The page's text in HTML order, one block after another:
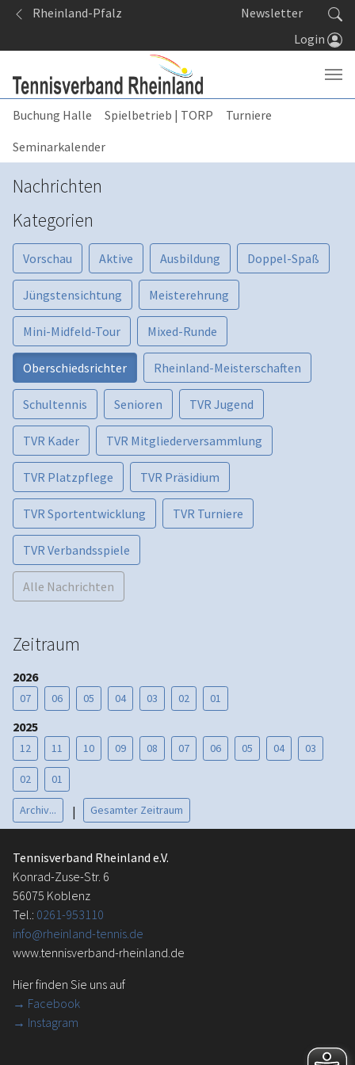
Springe zum Seiteninhalt
Rheinland-Pfalz
Newsletter
Login
Buchung Halle Spielbetrieb | TORP
Turniere
Seminarkalender
Nachrichten
Kategorien
Vorschau Aktive Ausbildung Doppel-Spaß
Jüngstensichtung Meisterehrung
Mini-Midfeld-Tour Mixed-Runde
Oberschiedsrichter Rheinland-Meisterschaften
Schultennis Senioren TVR Jugend
TVR Kader TVR Mitgliederversammlung
TVR Platzpflege TVR Präsidium
TVR Sportentwicklung TVR Turniere
TVR Verbandsspiele
Alle Nachrichten
Zeitraum
2026
07 06 05 04 03 02 01
2025
12 11 10 09 08 07 06 05 04 03
02 01
Archiv... | Gesamter Zeitraum
Tennisverband Rheinland e.V.
Konrad-Zuse-Str. 6
56075 Koblenz
Tel.: 0261-953110
info@rheinland-tennis.de
www.tennisverband-rheinland.de
Hier finden Sie uns auf
→ Facebook
→ Instagram